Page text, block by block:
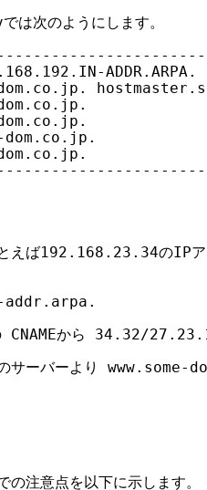
次のようにします。
ADDR.ARPA.
dom.co.jp.
えば192.168.23.34のIPア
CNAMEから 34.32/
サーバーより www.some-
注意点を以下に示します。